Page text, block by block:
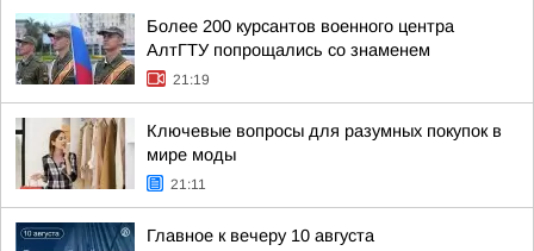
Более 200 курсантов военного центра
АлтГТУ попрощались со знаменем
21:19
Ключевые вопросы для разумных покупок в
мире моды
21:11
Главное к вечеру 10 августа